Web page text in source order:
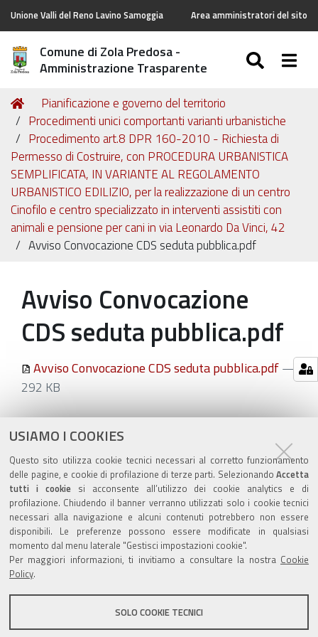
USIAMO I COOKIES
Questo sito utilizza cookie tecnici necessari al corretto funzionamento
delle pagine, e cookie di profilazione di terze parti. Selezionando Accetta
tutti i cookiesi acconsente all’utilizzo dei cookie analytics e di
profilazione. Chiudendo il banner verranno utilizzati solo i cookie tecnici
necessari alla navigazione e alcuni contenuti potrebbero non essere
disponibili. Le preferenze possono essere modificate in qualsiasi
momento dal menu laterale "Gestisci impostazioni cookie".
Per maggiori informazioni, ti invitiamo a consultare la nostra Cookie
Policy.
SOLO COOKIE TECNICI
Unione Valli del Reno Lavino Samoggia Area amministratori del sito
Comune di Zola Predosa -
Amministrazione Trasparente
Tu
sei
qui:
Home
Pianificazione e governo del territorio
Procedimenti unici comportanti varianti urbanistiche
Procedimento art.8 DPR 160-2010 - Richiesta di
Permesso di Costruire, con PROCEDURA URBANISTICA
SEMPLIFICATA, IN VARIANTE AL REGOLAMENTO
URBANISTICO EDILIZIO, per la realizzazione di un centro
Cinofilo e centro specializzato in interventi assistiti con
animali e pensione per cani in via Leonardo Da Vinci, 42
Avviso Convocazione CDS seduta pubblica.pdf
Avviso Convocazione
CDS seduta pubblica.pdf
Avviso Convocazione CDS seduta pubblica.pdf—
292 KB
Azioni
sul
documento
ultima modifica 21/12/2021
Valuta questo sito